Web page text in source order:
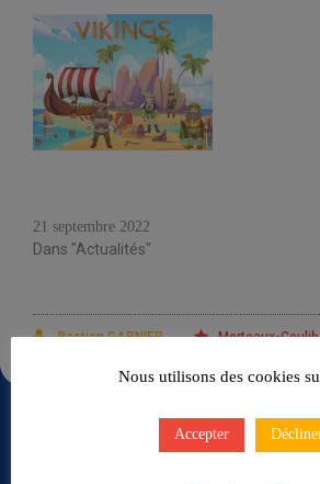
21 septembre 2022
Dans "Actualités"
Bastien GARNIER Morteaux-
Nous utilisons des cookies
Accepter